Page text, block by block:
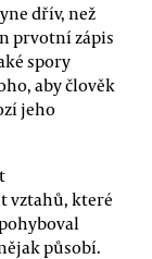
dřív, než
prvotní zápis
spory
aby člověk
jeho
vztahů, které
působí.